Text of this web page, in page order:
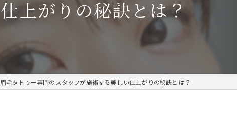
自然
メンズ
上がりの秘訣とは？
眉毛タトゥー専門のスタッフが施術する美しい仕上がりの秘訣とは？